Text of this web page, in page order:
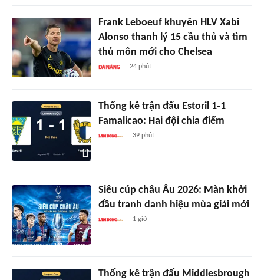
Frank Leboeuf khuyên HLV Xabi
Alonso thanh lý 15 cầu thủ và tìm
thủ môn mới cho Chelsea
24 phút
Thống kê trận đấu Estoril 1-1
Famalicao: Hai đội chia điểm
39 phút
Siêu cúp châu Âu 2026: Màn khởi
đầu tranh danh hiệu mùa giải mới
1 giờ
Thống kê trận đấu Middlesbrough